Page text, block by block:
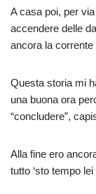
A casa poi, per
accendere delle
ancora la corrente
Questa storia mi
una buona ora
“concludere”,
Alla fine ero
tutto ‘sto tempo